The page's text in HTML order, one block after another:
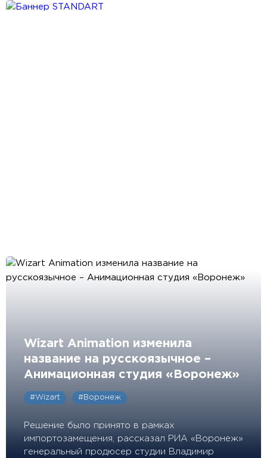
Wizart Animation изменила
название на русскоязычное –
Анимационная студия «Воронеж»
#Wizart #Воронеж
Решение было принято в рамках
импортозамещения, рассказал РИА «Воронеж»
генеральный продюсер студии Владимир